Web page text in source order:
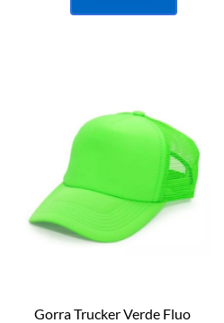
Gorra Trucker Verde Fluo